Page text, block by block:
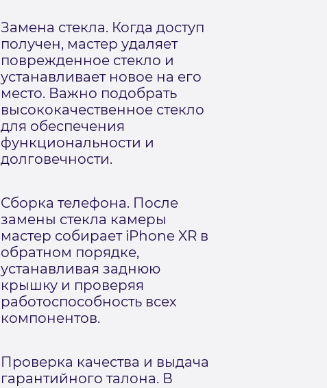
Замена стекла. Когда доступ
получен, мастер удаляет
поврежденное стекло и
устанавливает новое на его
место. Важно подобрать
высококачественное стекло
для обеспечения
функциональности и
долговечности.
Сборка телефона. После
замены стекла камеры
мастер собирает iPhone XR в
обратном порядке,
устанавливая заднюю
крышку и проверяя
работоспособность всех
компонентов.
Проверка качества и выдача
гарантийного талона. В